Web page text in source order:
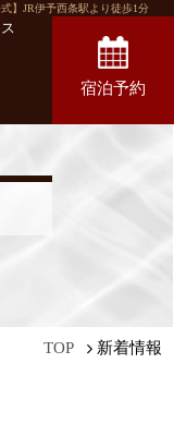
】JR伊予西条駅より徒歩1分
宿泊予約
TOP 新着情報